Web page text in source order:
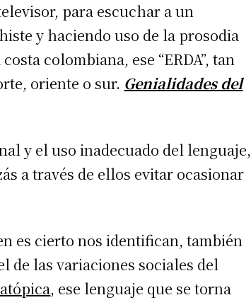
para escuchar a un
y haciendo uso de la prosodia
colombiana, ese “ERDA”, tan
oriente o sur. Genialidades del
y el uso inadecuado del lenguaje,
a través de ellos evitar ocasionar
es cierto nos identifican, también
de las variaciones sociales del
, ese lenguaje que se torna